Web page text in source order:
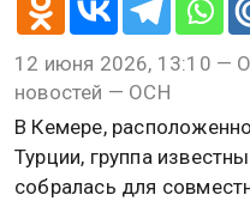
12 июня 2026, 13:10 —
новостей — ОСН
В Кемере,
Турции, группа
собралась для